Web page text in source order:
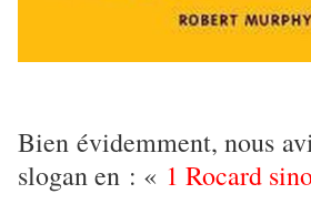
Bien évidemment, nous
slogan en : « 1 Rocard